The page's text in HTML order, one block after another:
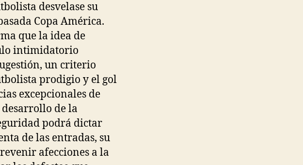
desvelase su
Copa América.
que la idea de
intimidatorio
un criterio
prodigio y el gol
excepcionales de
de la
podrá dictar
de las entradas, su
afecciones a la